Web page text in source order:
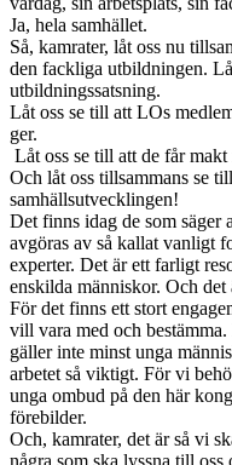
Ja, hela samhället.
Så, kamrater, låt oss nu
den fackliga utbildningen.
utbildningssatsning.
Låt oss se till att LOs
ger.
Låt oss se till att de får
Och låt oss tillsammans se
samhällsutvecklingen!
Det finns idag de som säger
avgöras av så kallat vanligt
experter. Det är ett farligt
enskilda människor. Och det
För det finns ett stort
vill vara med och
gäller inte minst unga
arbetet så viktigt. För vi
unga ombud på den här
förebilder.
Och, kamrater, det är så vi
några som ska lyssna till